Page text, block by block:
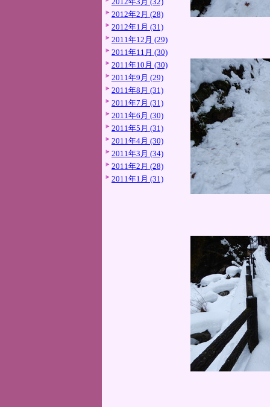
2012年2月 (28)
2012年1月 (31)
2011年12月 (29)
2011年11月 (30)
2011年10月 (30)
2011年9月 (29)
2011年8月 (31)
2011年7月 (31)
2011年6月 (30)
2011年5月 (31)
2011年4月 (30)
2011年3月 (34)
2011年2月 (28)
2011年1月 (31)